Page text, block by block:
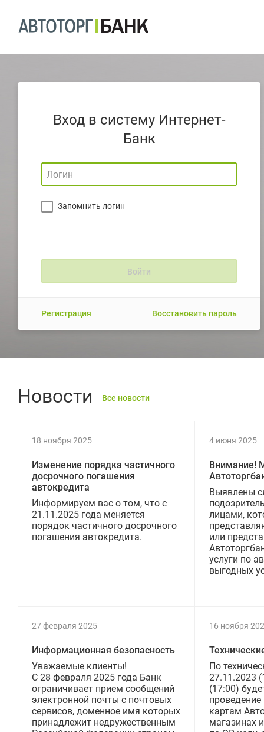
Вход в систему Интернет-
Банк
Запомнить логин
Регистрация Восстановить пароль
Новости Все новости
18 ноября 2025
Изменение порядка частичного
досрочного погашения
автокредита
Информируем вас о том, что с
21.11.2025 года меняется
порядок частичного досрочного
погашения автокредита.
4 июня 2025
Внимание!
Выявлены
лицами,
или
услуги по
выгодных
27 февраля 2025
Информационная безопасность
Уважаемые клиенты!
C 28 февраля 2025 года Банк
ограничивает прием сообщений
электронной почты с почтовых
сервисов, доменное имя которых
принадлежит недружественным
16 ноября
По
27.11.2023
(17:00)
проведение
картам
магазинах